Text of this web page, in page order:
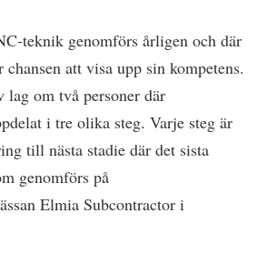
teknik genomförs årligen och där
att visa upp sin kompetens.
lag om två personer där
i tre olika steg. Varje steg är
till nästa stadie där det sista
genomförs på
Elmia Subcontractor i